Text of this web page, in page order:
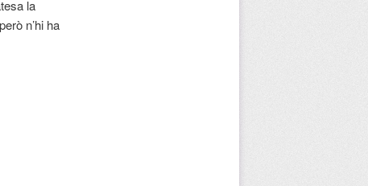
la
n’hi ha